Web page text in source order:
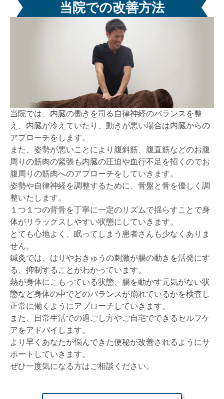
当院での改善方法
当院では、内臓の働きを司る自律神経のバランスを整
え、内臓が冷えていたり、動きが悪い場合は内臓からの
アプローチをします。
また、姿勢が悪いことにより腹斜筋、腹直筋などのお腹
周りの筋肉の緊張も内臓の圧迫や血行不足を招くのでお
腹周りの筋肉へのアプローチをしていきます。
姿勢や自律神経を調整するために、骨盤と骨を優しく調
整いたします。
１つ１つの背骨を丁寧に一定のリズムで揺らすことで身
体がリラックスしやすい状態にしていきます。
とても心地よく、眠ってしまう患者さんも少なくありま
せん。
鍼灸では、はりやおきゅうの刺激が腸の動きを活発にす
る、抑制することがわかっています。
熱が身体にこもっている状態、腸を動かす元気がない状
態など身体の中でどのバランスが崩れているかを検査し
正常に働くようにアプローチしていきます。
また、日常生活での過ごし方やご自宅でできるセルフケ
アをアドバイします。
より早くあなたが悩んできた便秘が改善されるようにサ
ポートしていきます。
ぜひ一度気になる方はご相談ください。